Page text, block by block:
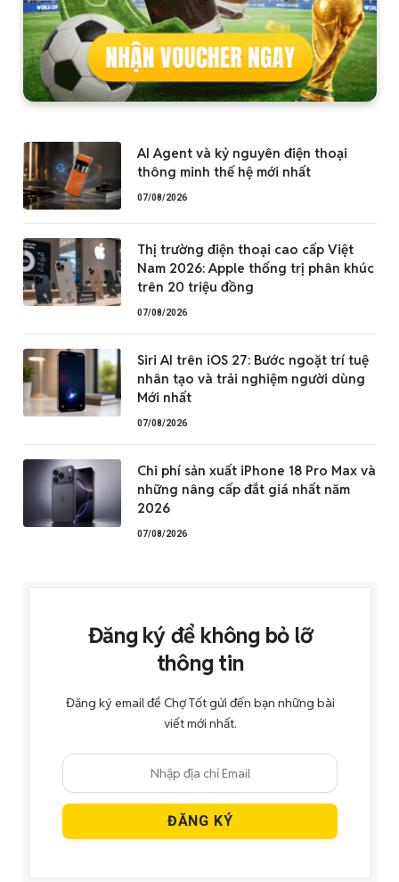
AI Agent và kỷ nguyên điện thoại
thông minh thế hệ mới nhất
07/08/2026
Thị trường điện thoại cao cấp Việt
Nam 2026: Apple thống trị phân khúc
trên 20 triệu đồng
07/08/2026
Siri AI trên iOS 27: Bước ngoặt trí tuệ
nhân tạo và trải nghiệm người dùng
Mới nhất
07/08/2026
Chi phí sản xuất iPhone 18 Pro Max và
những nâng cấp đắt giá nhất năm
2026
07/08/2026
Đăng ký để không bỏ lỡ
thông tin
Đăng ký email để Chợ Tốt gửi đến bạn những bài
viết mới nhất.